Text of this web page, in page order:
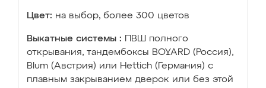
Цвет: на выбор, более 300 цветов
Выкатные системы :
ПВШ полного
открывания, тандембоксы BOYARD (Россия),
Blum (Австрия) или Hettich (Германия) с
плавным закрыванием дверок или без этой